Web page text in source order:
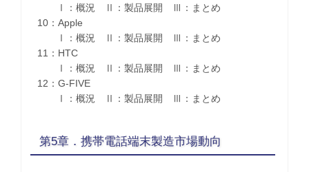
Ⅰ：概況 Ⅱ：製品展開 Ⅲ：まとめ
10：Apple
Ⅰ：概況 Ⅱ：製品展開 Ⅲ：まとめ
11：HTC
Ⅰ：概況 Ⅱ：製品展開 Ⅲ：まとめ
12：G-FIVE
Ⅰ：概況 Ⅱ：製品展開 Ⅲ：まとめ
第5章．携帯電話端末製造市場動向